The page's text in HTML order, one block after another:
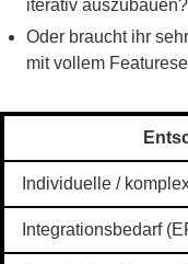
iterativ auszubauen?
Oder braucht ihr
mit vollem
Individuelle /
Integrationsbedarf